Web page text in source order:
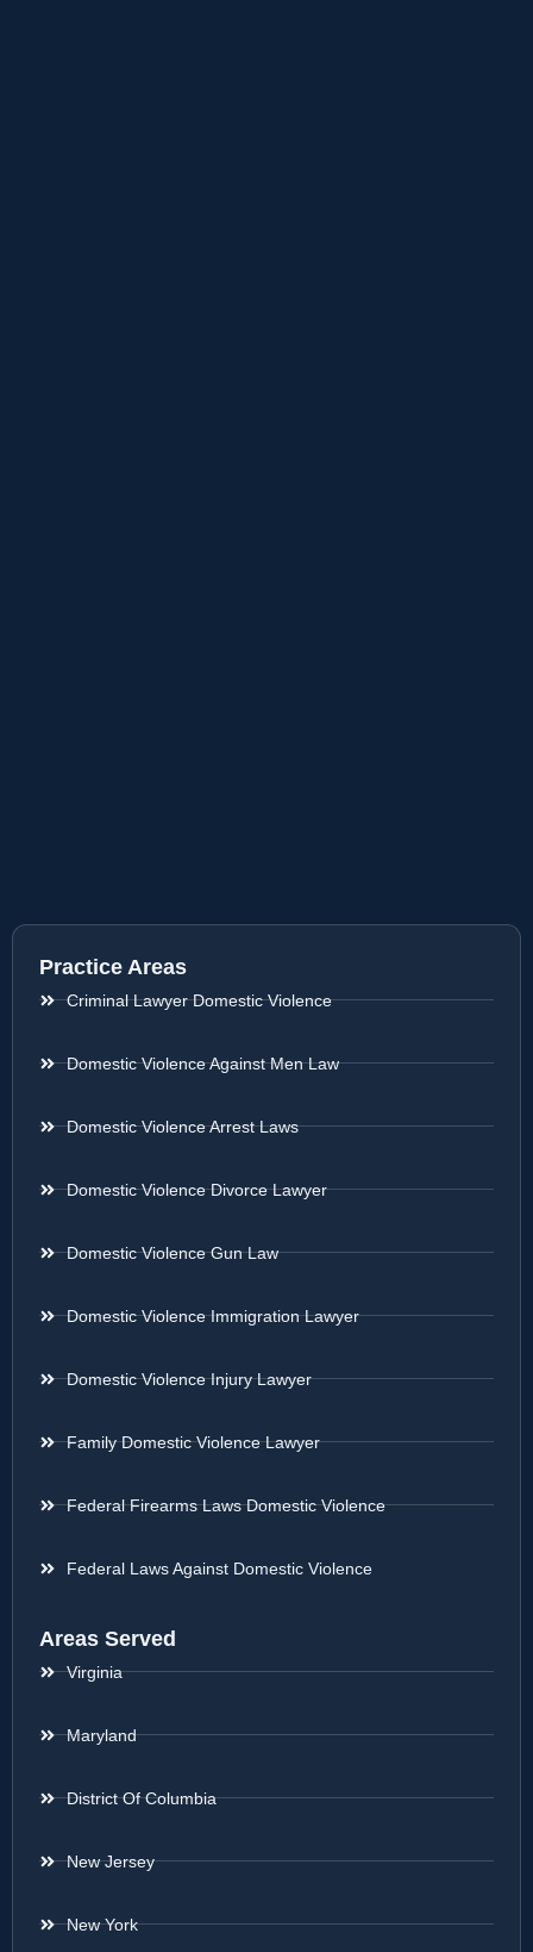
Practice Areas
Criminal Lawyer Domestic Violence
Domestic Violence Against Men Law
Domestic Violence Arrest Laws
Domestic Violence Divorce Lawyer
Domestic Violence Gun Law
Domestic Violence Immigration Lawyer
Domestic Violence Injury Lawyer
Family Domestic Violence Lawyer
Federal Firearms Laws Domestic Violence
Federal Laws Against Domestic Violence
Areas Served
Virginia
Maryland
District Of Columbia
New Jersey
New York